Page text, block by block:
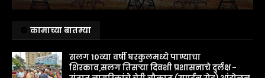
कामाच्या बातम्या
सलग 10व्या वर्षी घरकुलमध्ये पाण्याचा
शिरकाव,सलग तिसऱ्या दिवशी प्रशासनाचे दुर्लक्ष -